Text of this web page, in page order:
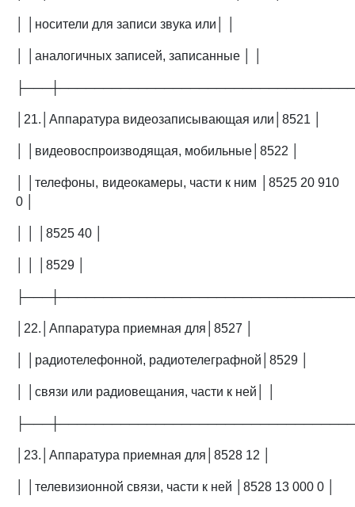
│ │носители для записи звука или│ │
│ │аналогичных записей, записанные │ │
│21.│Аппаратура видеозаписывающая или│8521 │
│ │видеовоспроизводящая, мобильные│8522 │
│ │телефоны, видеокамеры, части к ним │8525 20 910
0 │
│ │ │8525 40 │
│ │ │8529 │
│22.│Аппаратура приемная для│8527 │
│ │радиотелефонной, радиотелеграфной│8529 │
│ │связи или радиовещания, части к ней│ │
│23.│Аппаратура приемная для│8528 12 │
│ │телевизионной связи, части к ней │8528 13 000 0 │